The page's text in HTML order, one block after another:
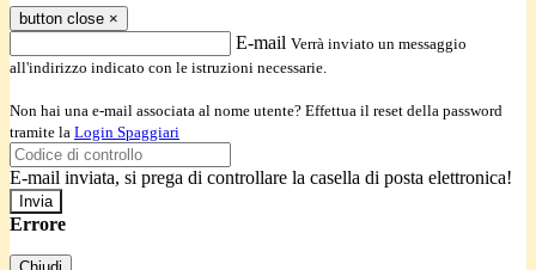
button close ×
E-mail Verrà inviato un messaggio
all'indirizzo indicato con le istruzioni necessarie.
Non hai una e-mail associata al nome utente? Effettua il reset della password
tramite la Login Spaggiari
E-mail inviata, si prega di controllare la casella di posta elettronica!
Errore